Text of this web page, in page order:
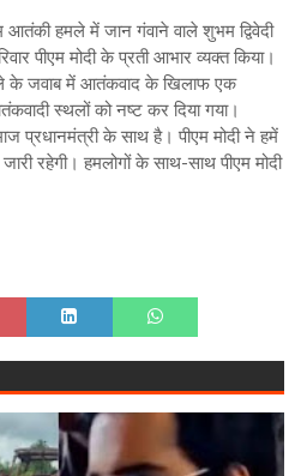
आतंकी हमले में जान गंवाने वाले शुभम द्विवेदी
पीएम मोदी के प्रती आभार व्यक्त किया।
के जवाब में आतंकवाद के खिलाफ एक
स्थलों को नष्ट कर दिया गया।
प्रधानमंत्री के साथ है। पीएम मोदी ने हमें
रहेगी। हमलोगों के साथ-साथ पीएम मोदी